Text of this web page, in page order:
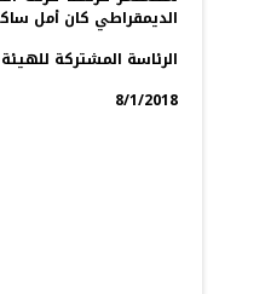
الديمقراطي كان أمل
الرئاسة المشتركة
8/1/2018